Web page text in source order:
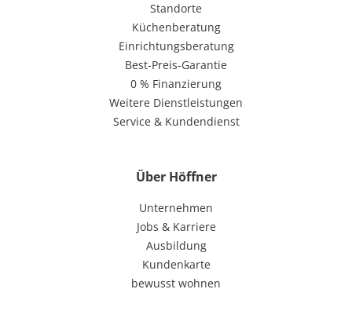
Standorte
Küchenberatung
Einrichtungsberatung
Best-Preis-Garantie
0 % Finanzierung
Weitere Dienstleistungen
Service & Kundendienst
Über Höffner
Unternehmen
Jobs & Karriere
Ausbildung
Kundenkarte
bewusst wohnen